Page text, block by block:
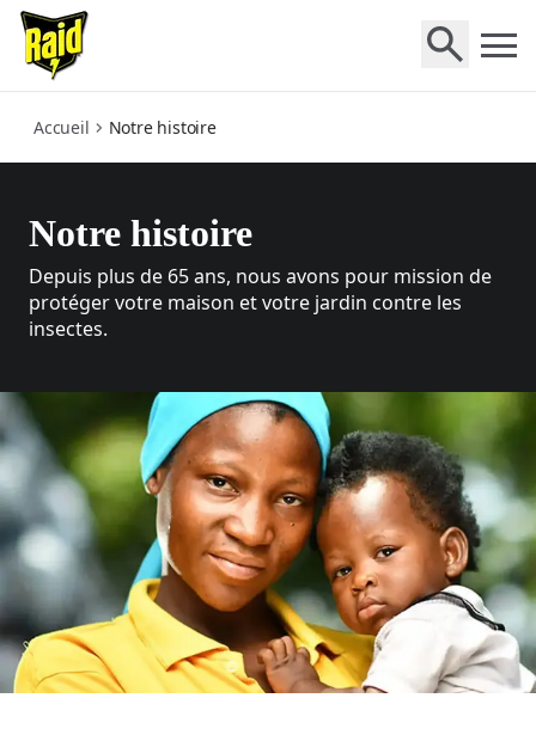
who-we-are
Accueil Notre histoire
Notre histoire
Depuis plus de 65 ans, nous avons pour mission de
protéger votre maison et votre jardin contre les
insectes.